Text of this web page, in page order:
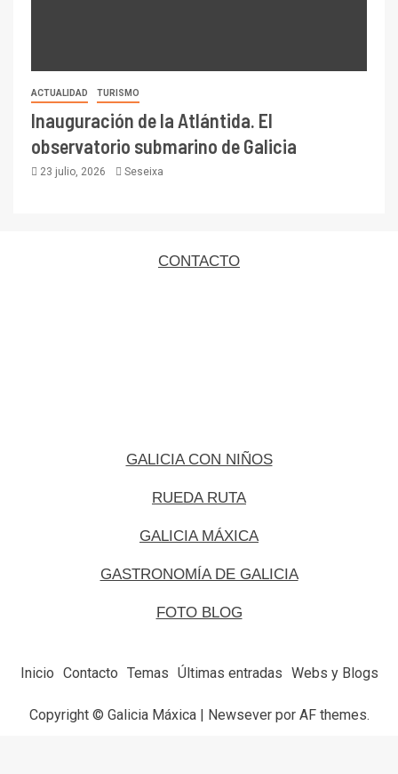
ACTUALIDAD TURISMO
Inauguración de la Atlántida. El
observatorio submarino de Galicia
23 julio, 2026 Seseixa
CONTACTO
GALICIA CON NIÑOS
RUEDA RUTA
GALICIA MÁXICA
GASTRONOMÍA DE GALICIA
FOTO BLOG
Inicio Contacto Temas Últimas entradas Webs y Blogs
Copyright © Galicia Máxica Newseverpor AF themes.